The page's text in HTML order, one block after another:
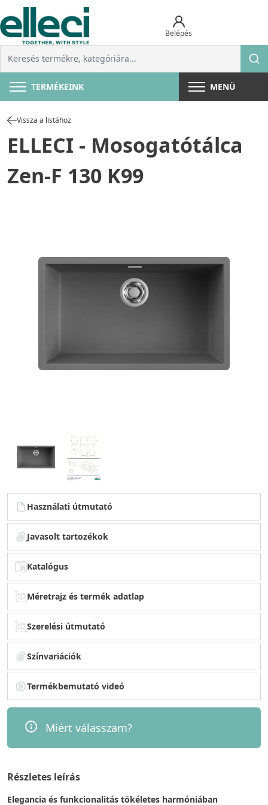
Belépés
TERMÉKEINK MENÜ
Vissza a listához
ELLECI - Mosogatótálca
Zen-F 130 K99
Használati útmutató
Javasolt tartozékok
Katalógus
Méretrajz és termék adatlap
Szerelési útmutató
Színvariációk
Termékbemutató videó
Miért válasszam?
Részletes leírás
Elegancia és funkcionalitás tökéletes harmóniában